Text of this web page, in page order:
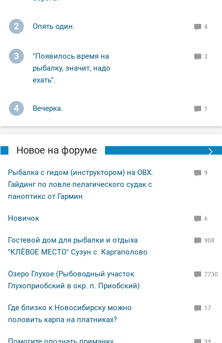
2 Опять один. 4
3
"Появилось время на
рыбалку, значит, надо
ехать".
3
4 Вечерка. 1
Новое на форуме
Рыбалка с гидом (инструктором) на ОВХ.
Гайдинг по ловле пелагического судак с
паноптикс от Гармин
9
Новичок 6
Гостевой дом для рыбалки и отдыха
"КЛЁВОЕ МЕСТО" Сузун с. Каргаполово
908
Озеро Глухое (Рыбоводный участок
Глухоприобский в окр. п. Приобский)
7730
Где близко к Новосибирску можно
половить карпа на платниках?
17